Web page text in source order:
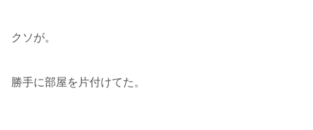
クソが。
勝手に部屋を片付けてた。